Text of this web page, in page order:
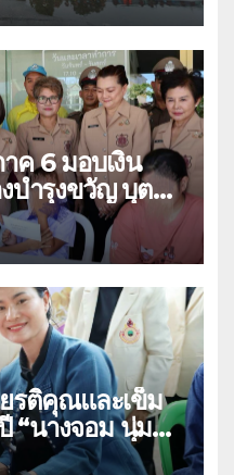
ค 6 มอบเงิน
บำรุงขวัญ บุตร-
รติคุณและเข็ม
อำเภอเมือง